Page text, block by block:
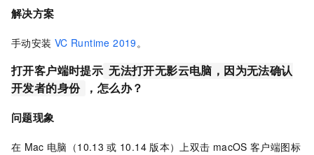
解决方案
手动安装 VC Runtime 2019 。
打开客户端时提示 无法打开无影云电脑，因为无法确认
开发者的身份
，怎么办？
问题现象
在 Mac 电脑（10.13 或 10.14 版本）上双击 macOS 客户端图标